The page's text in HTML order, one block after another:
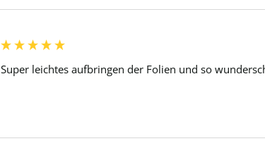
Super leichtes aufbringen der Folien und so